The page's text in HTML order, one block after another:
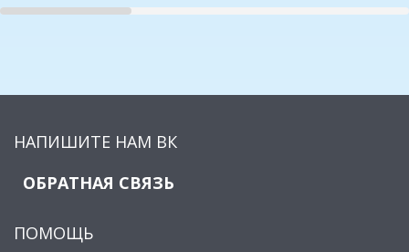
НАПИШИТЕ НАМ ВК
ОБРАТНАЯ СВЯЗЬ
ПОМОЩЬ